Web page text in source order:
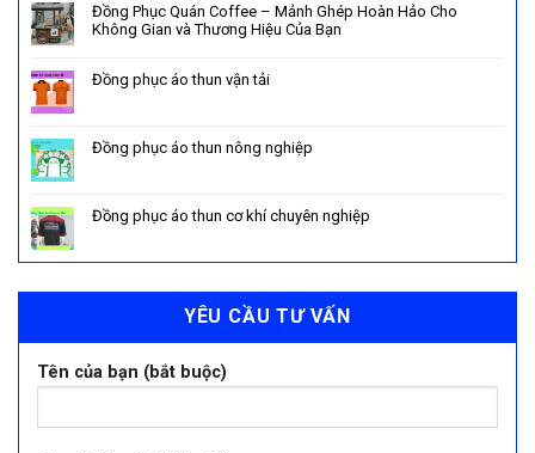
Đồng Phục Quán Coffee – Mảnh Ghép Hoàn Hảo Cho
Không Gian và Thương Hiệu Của Bạn
Đồng phục áo thun vận tải
Đồng phục áo thun nông nghiệp
Đồng phục áo thun cơ khí chuyên nghiệp
YÊU CẦU TƯ VẤN
Tên của bạn (bắt buộc)